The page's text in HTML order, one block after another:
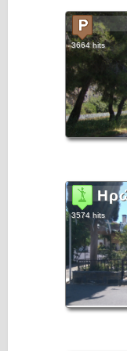
3664 hits
3574 hits